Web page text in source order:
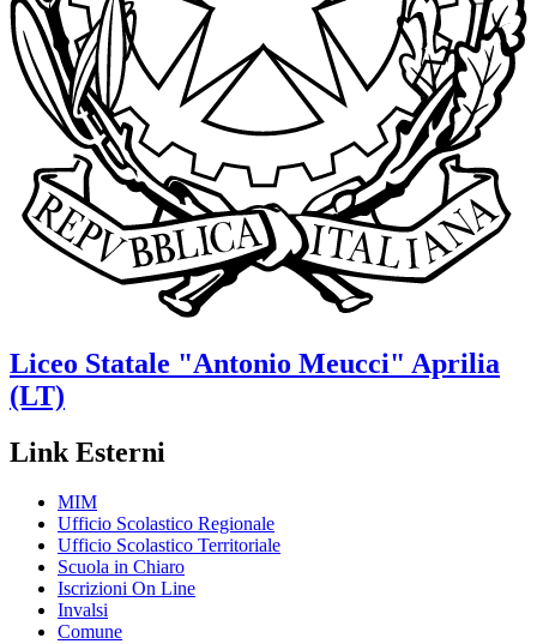
Liceo Statale "Antonio Meucci" Aprilia
(LT)
Link Esterni
MIM
Ufficio Scolastico Regionale
Ufficio Scolastico Territoriale
Scuola in Chiaro
Iscrizioni On Line
Invalsi
Comune